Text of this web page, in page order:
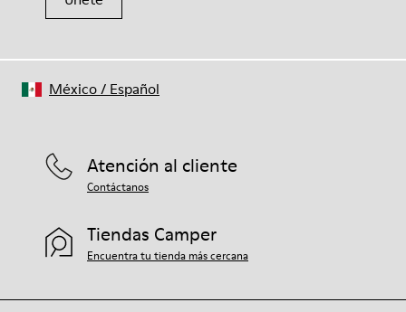
Atención al cliente
Contáctanos
Tiendas Camper
Encuentra tu tienda más cercana
México/ Español